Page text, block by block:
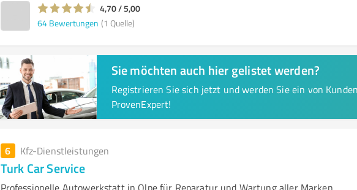
4,70 / 5,00
64 Bewertungen (1 Quelle)
Sie möchten auch hier gelistet werden?
Registrieren Sie sich jetzt und werden Sie ein von
ProvenExpert!
6 Kfz-Dienstleistungen
Turk Car Service